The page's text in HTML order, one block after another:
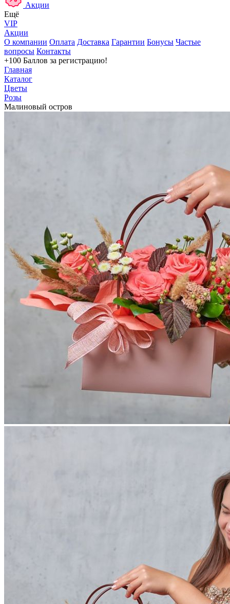
Акции
Ещё
VIP
Акции
О компании Оплата Доставка Гарантии Бонусы Частые
вопросы Контакты
+100 Баллов за регистрацию!
Главная
Каталог
Цветы
Розы
Малиновый остров